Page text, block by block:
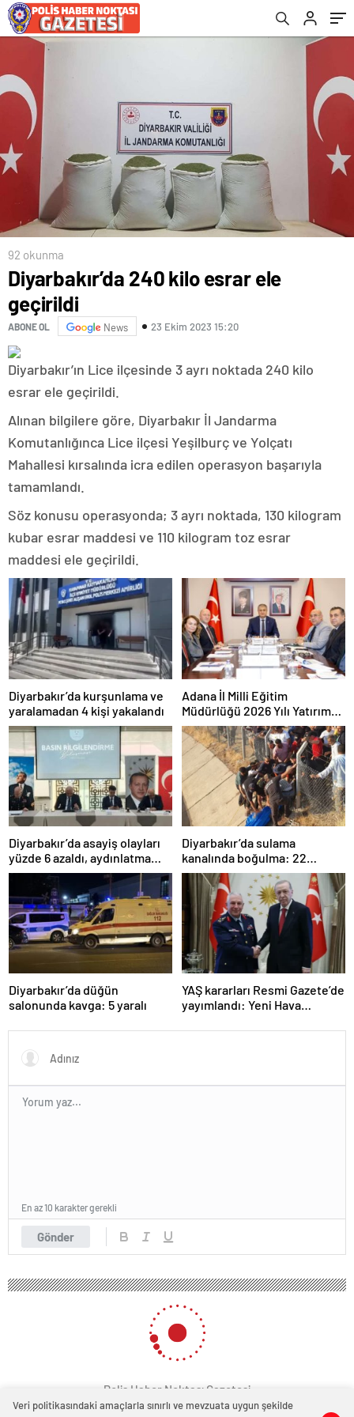
92 okunma
Diyarbakır’da 240 kilo esrar ele
geçirildi
ABONE OL News 23 Ekim 2023 15:20
Diyarbakır’ın Lice ilçesinde 3 ayrı noktada 240 kilo
esrar ele geçirildi.
Alınan bilgilere göre, Diyarbakır İl Jandarma
Komutanlığınca Lice ilçesi Yeşilburç ve Yolçatı
Mahallesi kırsalında icra edilen operasyon başarıyla
tamamlandı.
Söz konusu operasyonda; 3 ayrı noktada, 130 kilogram
kubar esrar maddesi ve 110 kilogram toz esrar
maddesi ele geçirildi.
Diyarbakır’da kurşunlama ve
yaralamadan 4 kişi yakalandı
Adana İl Milli Eğitim
Müdürlüğü 2026 Yılı Yatırım
Programı değerlendirildi
Diyarbakır’da asayiş olayları
yüzde 6 azaldı, aydınlatma
oranı yüzde 98’e yükseldi
Diyarbakır’da sulama
kanalında boğulma: 22
yaşındaki genç hayatını
kaybetti
Diyarbakır’da düğün
salonunda kavga: 5 yaralı
YAŞ kararları Resmi Gazete’de
yayımlandı: Yeni Hava
Orgeneral Rafet Dalkıran
Gönder
En az 10 karakter gerekli
Polis Haber Noktası Gazetesi
Veri politikasındaki amaçlarla sınırlı ve mevzuata uygun şekilde